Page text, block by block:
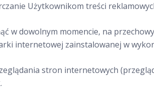
Użytkownikom treści
w dowolnym momencie, na
internetowej zainstalowanej w
stron internetowych